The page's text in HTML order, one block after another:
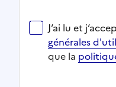
J‘ai lu et j‘accepte
Ouverture dans
Ouverture dans
J‘ai lu et
générales
Ouverture
que la